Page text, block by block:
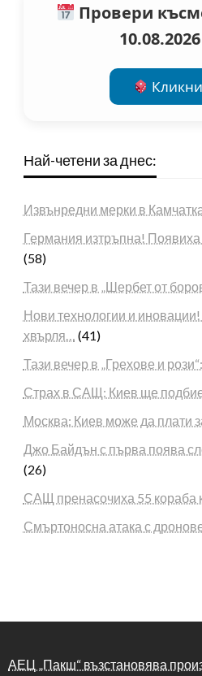
Провери
Най-четени за днес:
Извънредни мерки в
Германия изтръпна! Появиха
(58)
Тази вечер в „Шербет от
Нови технологии и
хвърля… (41)
Тази вечер в „Грехове и
Страх в САЩ: Киев ще
Москва: Киев може да плати
Джо Байдън с първа поява
(26)
САЩ пренасочиха 55 кораба
Смъртоносна атака с
АЕЦ „Пакш“ възстановява